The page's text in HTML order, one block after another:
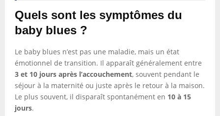
Quels sont les symptômes du
baby blues ?
Le baby blues n’est pas une maladie, mais un état
émotionnel de transition. Il apparaît généralement entre
3 et 10 jours après l’accouchement, souvent pendant le
séjour à la maternité ou juste après le retour à la maison.
Le plus souvent, il disparaît spontanément en 10 à 15
jours.